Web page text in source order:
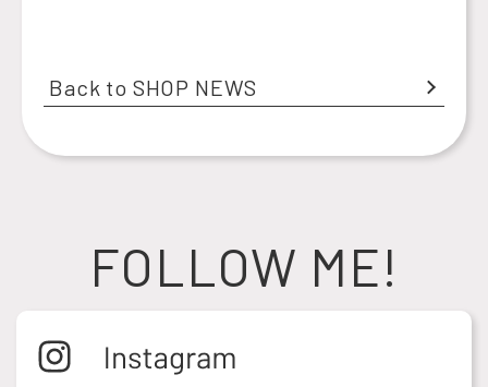
Back to SHOP NEWS
FOLLOW ME!